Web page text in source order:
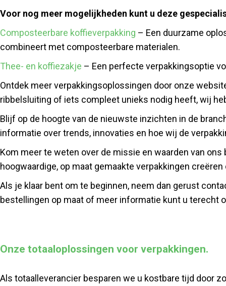
Voor nog meer mogelijkheden kunt u deze
Composteerbare koffieverpakking – Een duurzame
combineert met composteerbare materialen.
Thee- en koffiezakje – Een perfecte verpakkingsoptie
Ontdek meer verpakkingsoplossingen door onze
ribbelsluiting of iets compleet unieks nodig heeft, wij
Blijf op de hoogte van de nieuwste inzichten in de
informatie over trends, innovaties en hoe wij de
Kom meer te weten over de missie en waarden van
hoogwaardige, op maat gemaakte verpakkingen
Als je klaar bent om te beginnen, neem dan gerust
bestellingen op maat of meer informatie kunt u terecht
Onze totaaloplossingen voor verpakkingen.
Als totaalleverancier besparen we u kostbare tijd door